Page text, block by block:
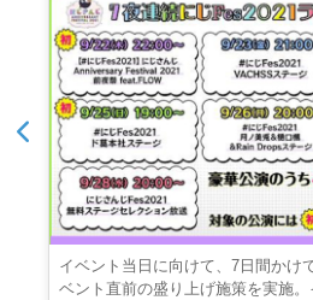
イベント当日に向けて、7日間かけ
ベント直前の盛り上げ施策を実施